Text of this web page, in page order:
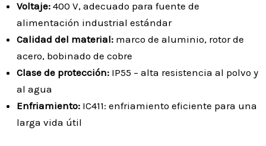
Voltaje: 400 V, adecuado para fuente de
alimentación industrial estándar
Calidad del material: marco de aluminio, rotor de
acero, bobinado de cobre
Clase de protección: IP55 – alta resistencia al polvo y
al agua
Enfriamiento: IC411: enfriamiento eficiente para una
larga vida útil